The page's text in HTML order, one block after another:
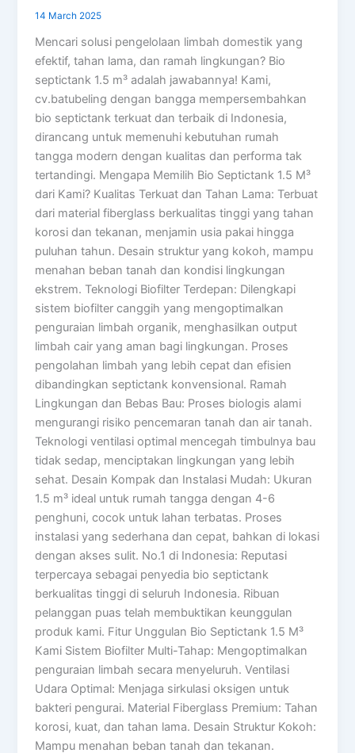
14 March 2025
Mencari solusi pengelolaan limbah domestik yang
efektif, tahan lama, dan ramah lingkungan? Bio
septictank 1.5 m³ adalah jawabannya! Kami,
cv.batubeling dengan bangga mempersembahkan
bio septictank terkuat dan terbaik di Indonesia,
dirancang untuk memenuhi kebutuhan rumah
tangga modern dengan kualitas dan performa tak
tertandingi. Mengapa Memilih Bio Septictank 1.5 M³
dari Kami? Kualitas Terkuat dan Tahan Lama: Terbuat
dari material fiberglass berkualitas tinggi yang tahan
korosi dan tekanan, menjamin usia pakai hingga
puluhan tahun. Desain struktur yang kokoh, mampu
menahan beban tanah dan kondisi lingkungan
ekstrem. Teknologi Biofilter Terdepan: Dilengkapi
sistem biofilter canggih yang mengoptimalkan
penguraian limbah organik, menghasilkan output
limbah cair yang aman bagi lingkungan. Proses
pengolahan limbah yang lebih cepat dan efisien
dibandingkan septictank konvensional. Ramah
Lingkungan dan Bebas Bau: Proses biologis alami
mengurangi risiko pencemaran tanah dan air tanah.
Teknologi ventilasi optimal mencegah timbulnya bau
tidak sedap, menciptakan lingkungan yang lebih
sehat. Desain Kompak dan Instalasi Mudah: Ukuran
1.5 m³ ideal untuk rumah tangga dengan 4-6
penghuni, cocok untuk lahan terbatas. Proses
instalasi yang sederhana dan cepat, bahkan di lokasi
dengan akses sulit. No.1 di Indonesia: Reputasi
terpercaya sebagai penyedia bio septictank
berkualitas tinggi di seluruh Indonesia. Ribuan
pelanggan puas telah membuktikan keunggulan
produk kami. Fitur Unggulan Bio Septictank 1.5 M³
Kami Sistem Biofilter Multi-Tahap: Mengoptimalkan
penguraian limbah secara menyeluruh. Ventilasi
Udara Optimal: Menjaga sirkulasi oksigen untuk
bakteri pengurai. Material Fiberglass Premium: Tahan
korosi, kuat, dan tahan lama. Desain Struktur Kokoh:
Mampu menahan beban tanah dan tekanan.